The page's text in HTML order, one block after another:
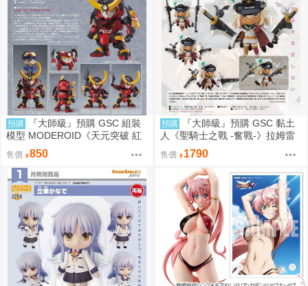
預購
『大師級』預購 GSC 組裝
模型 MODEROID《天元突破 紅
蓮螺巖》紅蓮螺巖 再販
售價 850
預購
『大師級』預購 GSC 黏土
人《聖騎士之戰 -奮戰-》拉姆雷
薩爾=瓦倫泰 再販
售價 1790